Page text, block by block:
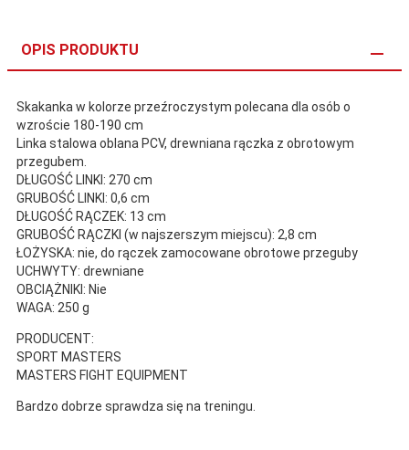
OPIS PRODUKTU
Skakanka w kolorze przeźroczystym polecana dla osób o
wzroście 180-190 cm
Linka stalowa oblana PCV, drewniana rączka z obrotowym
przegubem.
DŁUGOŚĆ LINKI: 270 cm
GRUBOŚĆ LINKI: 0,6 cm
DŁUGOŚĆ RĄCZEK: 13 cm
GRUBOŚĆ RĄCZKI (w najszerszym miejscu): 2,8 cm
ŁOŻYSKA: nie, do rączek zamocowane obrotowe przeguby
UCHWYTY: drewniane
OBCIĄŻNIKI: Nie
WAGA: 250 g
PRODUCENT:
SPORT MASTERS
MASTERS FIGHT EQUIPMENT
Bardzo dobrze sprawdza się na treningu.